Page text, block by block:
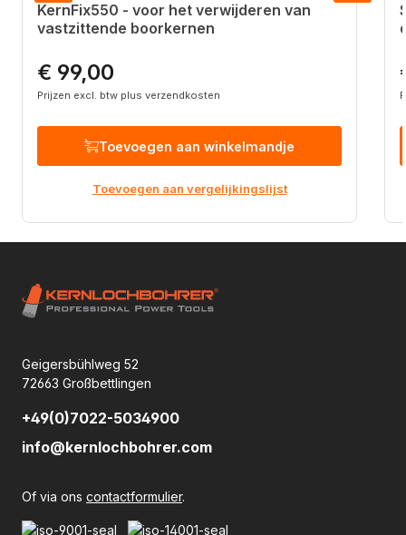
KernFix550 - voor het verwijderen van
vastzittende boorkernen
Normale prijs:
€ 99,00
Prijzen excl. btw plus verzendkosten
Toevoegen aan winkelmandje
Toevoegen aan vergelijkingslijst
Geigersbühlweg 52
72663 Großbettlingen
+49(0)7022-5034900
info@kernlochbohrer.com
Of via ons contactformulier.